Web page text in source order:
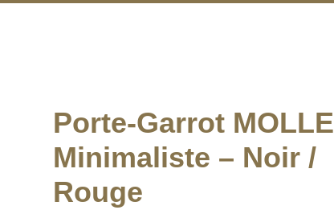
Porte-Garrot MOLLE
Minimaliste – Noir /
Rouge